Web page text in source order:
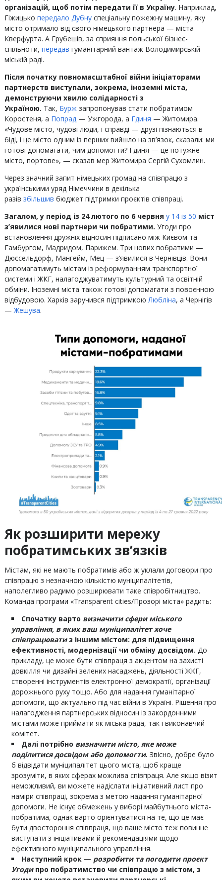
організацій, щоб потім передати її в Україну. Наприклад,
Гіжицько передало Дубнуспеціальну пожежну машину, яку
місто отримало від свого німецького партнера — міста
Кверфурта. А Грубешів, за сприяння польської бізнес-
спільноти, передав гуманітарний вантаж Володимирській
міській раді.
Після початку повномасштабної війни ініціаторами
партнерств виступали, зокрема, іноземні міста,
демонструючи хвилю солідарності з
Україною. Так, Буржзапропонував стати побратимом
Коростеня, а Попрад— Ужгорода, а Гдиня — Житомира.
«Чудове місто, чудові люди, і справді — друзі пізнаються в
біді, і це місто одним із перших вийшло на зв’язок, сказали: ми
готові допомагати, чим допомогти? Гдиня — це потужне
місто, портове», — сказав мер Житомира Сергій Сухомлин.
Через значний запит німецьких громад на співпрацю з
українськими уряд Німеччини в декілька
разів збільшив бюджет підтримки проєктів співпраці.
Загалом, у період із 24 лютого по 6 червня у 14 із 50 міст
з’явилися нові партнери чи побратими. Угоди про
встановлення дружніх відносин підписано між Києвом та
Гамбургом, Мадридом, Парижем. Три нових побратими —
Дюссельдорф, Мангейм, Мец — з’явилися в Чернівців. Вони
допомагатимуть містам із реформуванням транспортної
системи і ЖКГ, налагоджуватимуть культурний та освітній
обміни. Іноземні міста також готові допомагати з повоєнною
відбудовою. Харків заручився підтримкоюЛюбліна, а Чернігів
—Жешува.
Як розширити мережу
побратимських зв’язків
Містам, які не мають побратимів або ж уклали договори про
співпрацю з незначною кількістю муніципалітетів,
наполегливо радимо розширювати таке співробітництво.
Команда програми «Transparent cities/Прозорі міста» радить:
Спочатку варто визначити сфери міського
управління, в яких ваш муніципалітет хоче
співпрацюватиз іншим містом: для підвищення
ефективності, модернізації чи обміну досвідом. До
прикладу, це може бути співпраця з акцентом на захисті
довкілля чи дизайні зелених насаджень, діяльності ЖКГ,
створенні інструментів електронної демократії, організації
дорожнього руху тощо. Або для надання гуманітарної
допомоги, що актуально під час війни в Україні. Рішення про
налагодження партнерських відносин із закордонними
містами може приймати як міська рада, так і виконавчий
комітет.
Далі потрібно визначити місто, яке може
поділитися досвідом або допомогти. Звісно, добре було
б відвідати муніципалітет цього міста, щоб краще
зрозуміти, в яких сферах можлива співпраця. Але якщо візит
неможливий, ви можете надіслати ініціативний лист про
наміри співпраці, зокрема з метою надання гуманітарної
допомоги. Не існує обмежень у виборі майбутнього міста-
побратима, однак варто орієнтуватися на те, що це має
бути двостороння співпраця, що ваше місто теж повинне
виступати з ініціативами й рекомендаціями щодо
ефективного муніципального управління.
Наступний крок — розробити та погодити проєкт
Угодипро побратимство чи співпрацю з містом, з